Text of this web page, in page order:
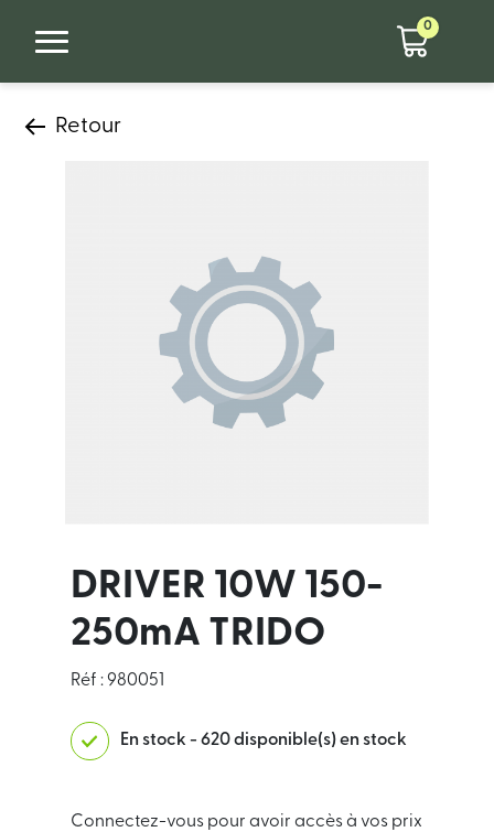
0
Retour
DRIVER 10W 150-
250mA TRIDO
Réf : 980051
En stock - 620 disponible(s) en stock
Connectez-vous pour avoir accès à vos prix